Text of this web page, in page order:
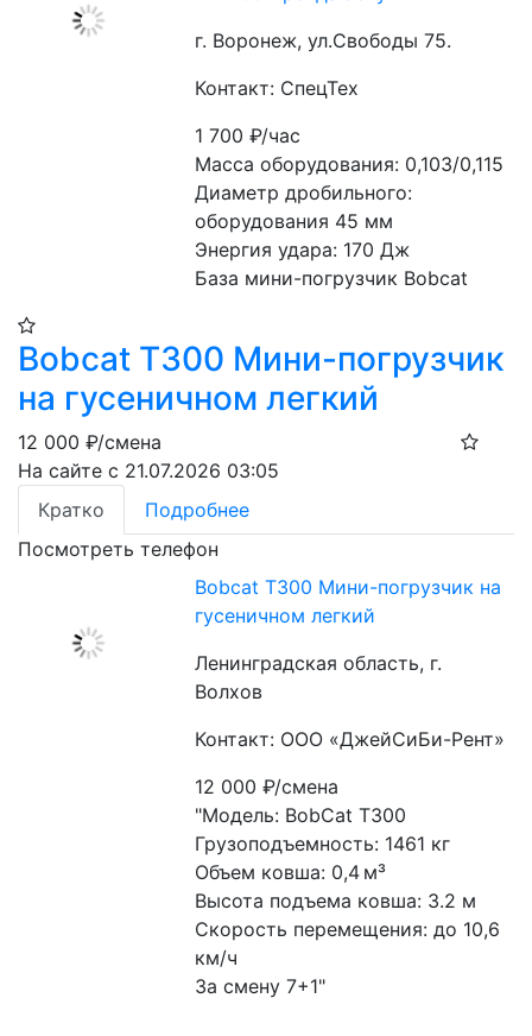
г. Воронеж, ул.Свободы 75.
Контакт: СпецТех
1 700₽/час
Масса оборудования: 0,103/0,115
Диаметр дробильного:
оборудования 45 мм
Энергия удара: 170 Дж
База мини-погрузчик Bobcat
Bobcat T300 Мини-погрузчик
на гусеничном легкий
12 000 ₽/смена
На сайте с 21.07.2026 03:05
Кратко
Подробнее
Посмотреть телефон
Bobcat T300 Мини-погрузчик на
гусеничном легкий
Ленинградская область, г.
Волхов
Контакт: ООО «ДжейСиБи-Рент»
12 000₽/смена
"Модель: BobCat T300
Грузоподъемность: 1461 кг
Объем ковша: 0,4 м³
Высота подъема ковша: 3.2 м
Скорость перемещения: до 10,6
км/ч
За смену 7+1"